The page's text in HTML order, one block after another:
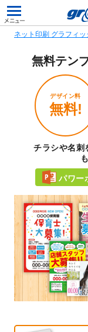
ネット印刷 グラフィッ
無料テン
デザイン料
無料!
チラシや名刺
パワー